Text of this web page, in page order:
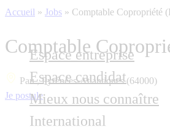
Espace entreprise
Espace candidat
Mieux nous connaître
International
Accueil » Jobs » Comptable Copropriété
Comptable
Pau , Pyrénées-Atlantiques (64000)
Je postule